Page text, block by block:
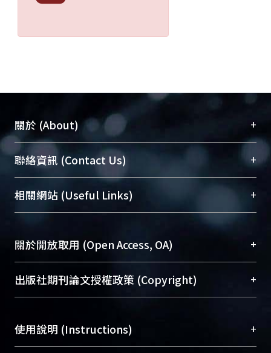
關於 (About) +
臺大位居世界頂尖大學之列，為永久珍藏及向國際
展現本校豐碩的研究成果及學術能量，圖書館整合
機構典藏（NTUR）與學術庫（AH）不同功能平
台，成為臺大學術典藏NTU scholars。期能整合研
究能量、促進交流合作、保存學術產出、推廣研究
成果。
To permanently archive and promote researcher
profiles and scholarly works, Library integrates the
services of “NTU Repository” with “Academic
聯絡資訊 (Contact Us) +
總館學科館員(Main Library)
醫學圖書館學科館員(Medical Library)
(Social
Sciences Library)
相關網站 (Useful Links) +
關於開放取用 (Open Access, OA) +
開放取用是從使用者角度提升資訊取用性的社會運
動，應用在學術研究上是透過將研究著作公開供使
用逐年攀升。同時可加速研究發展、提升研究影響
出版社期刊論文授權政策 (Copyright) +
含部分內容的版權非匯入者所有，或由第三方贊
助與合作完成，請確認該版權所有者及第三方同
使用說明 (Instructions) +